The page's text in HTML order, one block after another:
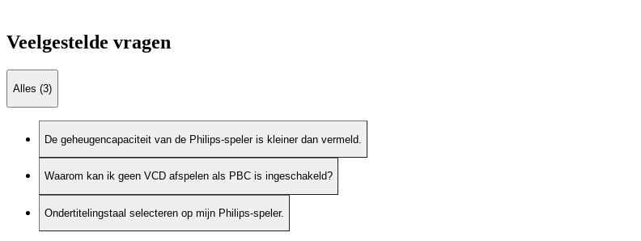
Veelgestelde vragen
Alles (3)
De geheugencapaciteit van de Philips-speler is kleiner dan vermeld.
Waarom kan ik geen VCD afspelen als PBC is ingeschakeld?
Ondertitelingstaal selecteren op mijn Philips-speler.